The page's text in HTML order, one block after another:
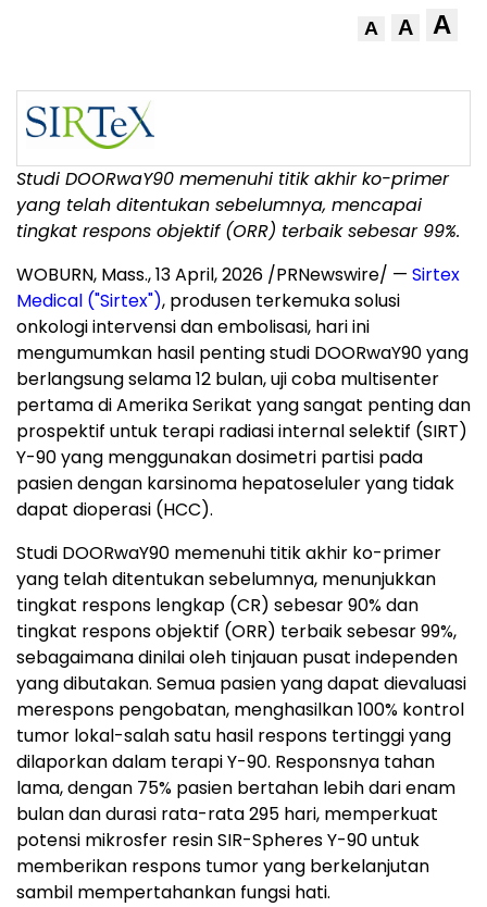
A A A
Studi DOORwaY90 memenuhi titik akhir ko-primer
yang telah ditentukan sebelumnya, mencapai
tingkat respons objektif (ORR) terbaik sebesar 99%.
WOBURN, Mass.,13 April, 2026 /PRNewswire/ — Sirtex
Medical ("Sirtex"), produsen terkemuka solusi
onkologi intervensi dan embolisasi, hari ini
mengumumkan hasil penting studi DOORwaY90 yang
berlangsung selama 12 bulan, uji coba multisenter
pertama di Amerika Serikat yang sangat penting dan
prospektif untuk terapi radiasi internal selektif (SIRT)
Y-90 yang menggunakan dosimetri partisi pada
pasien dengan karsinoma hepatoseluler yang tidak
dapat dioperasi (HCC).
Studi DOORwaY90 memenuhi titik akhir ko-primer
yang telah ditentukan sebelumnya, menunjukkan
tingkat respons lengkap (CR) sebesar 90% dan
tingkat respons objektif (ORR) terbaik sebesar 99%,
sebagaimana dinilai oleh tinjauan pusat independen
yang dibutakan. Semua pasien yang dapat dievaluasi
merespons pengobatan, menghasilkan 100% kontrol
tumor lokal-salah satu hasil respons tertinggi yang
dilaporkan dalam terapi Y-90. Responsnya tahan
lama, dengan 75% pasien bertahan lebih dari enam
bulan dan durasi rata-rata 295 hari, memperkuat
potensi mikrosfer resin SIR-Spheres Y-90 untuk
memberikan respons tumor yang berkelanjutan
sambil mempertahankan fungsi hati.